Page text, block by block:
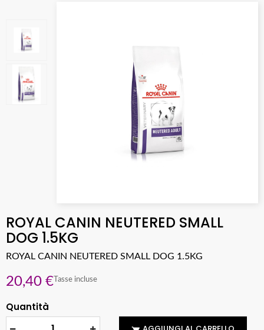
ROYAL CANIN NEUTERED SMALL
DOG 1.5KG
ROYAL CANIN NEUTERED SMALL DOG 1.5KG
20,40 € Tasse incluse
Quantità